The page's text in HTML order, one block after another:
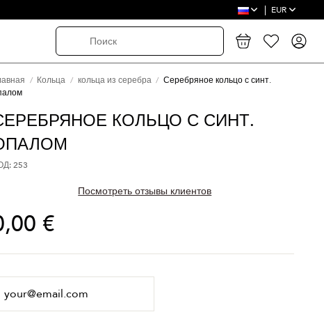
EUR
Кольца кольца из серебра
Серебряное кольцо с синт.
КОЛЬЦО С СИНТ.
253
Посмотреть отзывы клиентов
€